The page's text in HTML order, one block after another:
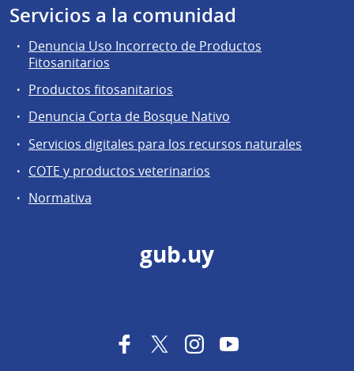
Servicios a la comunidad
Denuncia Uso Incorrecto de Productos
Fitosanitarios
Productos fitosanitarios
Denuncia Corta de Bosque Nativo
Servicios digitales para los recursos naturales
COTE y productos veterinarios
Normativa
gub.uy
FacebookTwitterInstagramYouTube